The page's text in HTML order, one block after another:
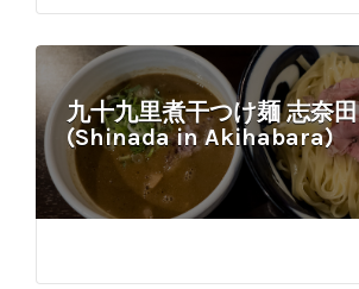
九十九里煮干つけ麺 志奈田
(Shinada in Akihabara)